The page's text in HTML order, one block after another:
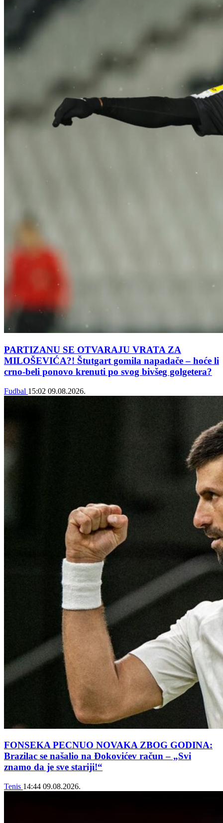
PARTIZANU SE OTVARAJU VRATA ZA
MILOŠEVIĆA?! Štutgart gomila napadače – hoće li
crno-beli ponovo krenuti po svog bivšeg golgetera?
Fudbal 15:02 09.08.2026.
FONSEKA PECNUO NOVAKA ZBOG GODINA:
Brazilac se našalio na Đokovićev račun – „Svi
znamo da je sve stariji!“
Tenis 14:44 09.08.2026.